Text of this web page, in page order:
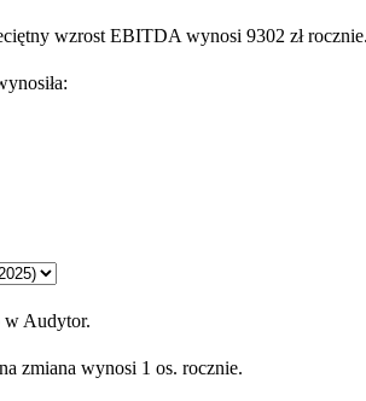
wzrost EBITDA wynosi 9302 zł rocznie.
w Audytor.
zmiana wynosi 1 os. rocznie.